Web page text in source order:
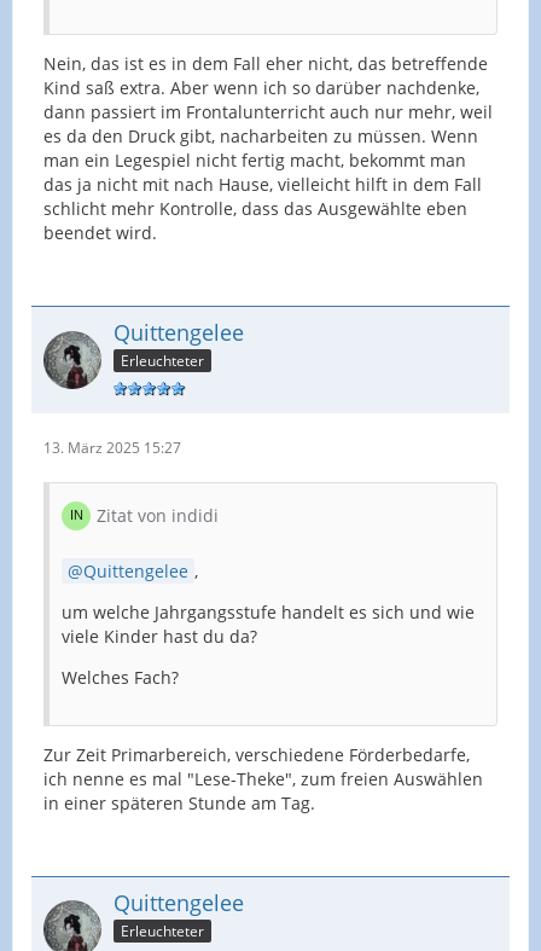
Nein, das ist es in dem Fall eher nicht, das betreffende
Kind saß extra. Aber wenn ich so darüber nachdenke,
dann passiert im Frontalunterricht auch nur mehr, weil
es da den Druck gibt, nacharbeiten zu müssen. Wenn
man ein Legespiel nicht fertig macht, bekommt man
das ja nicht mit nach Hause, vielleicht hilft in dem Fall
schlicht mehr Kontrolle, dass das Ausgewählte eben
beendet wird.
Quittengelee
Erleuchteter
13. März 2025 15:27
Zitat von indidi
Quittengelee ,
um welche Jahrgangsstufe handelt es sich und wie
viele Kinder hast du da?
Welches Fach?
Zur Zeit Primarbereich, verschiedene Förderbedarfe,
ich nenne es mal "Lese-Theke", zum freien Auswählen
in einer späteren Stunde am Tag.
Quittengelee
Erleuchteter